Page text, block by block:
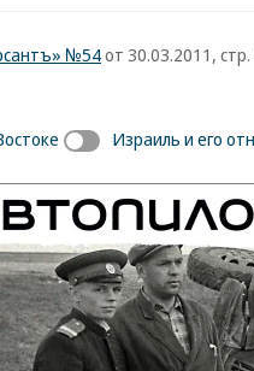
№54от 30.03.2011, стр.
Израиль и его